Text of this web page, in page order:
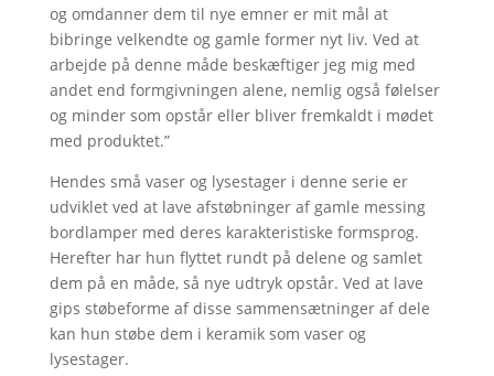
og omdanner dem til nye emner er mit mål at
bibringe velkendte og gamle former nyt liv. Ved at
arbejde på denne måde beskæftiger jeg mig med
andet end formgivningen alene, nemlig også følelser
og minder som opstår eller bliver fremkaldt i mødet
med produktet.”
Hendes små vaser og lysestager i denne serie er
udviklet ved at lave afstøbninger af gamle messing
bordlamper med deres karakteristiske formsprog.
Herefter har hun flyttet rundt på delene og samlet
dem på en måde, så nye udtryk opstår. Ved at lave
gips støbeforme af disse sammensætninger af dele
kan hun støbe dem i keramik som vaser og
lysestager.